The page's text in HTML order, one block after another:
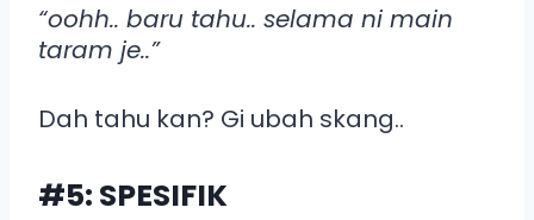
“oohh.. baru tahu.. selama ni main
taram je..”
Dah tahu kan? Gi ubah skang..
#5: SPESIFIK